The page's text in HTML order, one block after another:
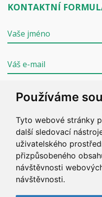
Používáme
Tyto webové stránky
další sledovací
uživatelského
přizpůsobeného
návštěvnosti
návštěvnosti.
KONTAKTNÍ
Copyright © 2020 ZZS
VyrobilSimopt,